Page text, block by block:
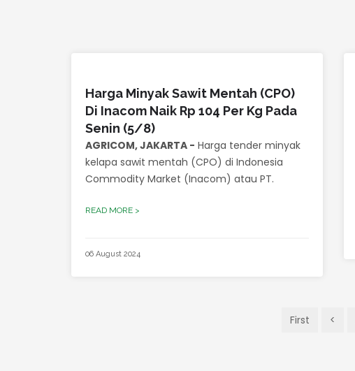
Harga Minyak Sawit Mentah (CPO)
Di Inacom Naik Rp 104 Per Kg Pada
Senin (5/8)
AGRICOM, JAKARTA - Harga tender minyak
kelapa sawit mentah (CPO) di Indonesia
Commodity Market (Inacom) atau PT.
READ MORE >
06 August 2024
First <